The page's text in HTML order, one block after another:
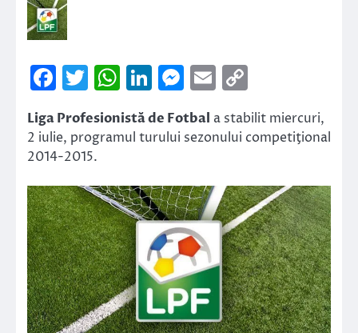
Facebook
Twitter
WhatsApp
LinkedIn
Messenger
Email
Link
Liga Profesionistă de Fotbal a stabilit miercuri,
2 iulie, programul turului sezonului competiţional
2014-2015.